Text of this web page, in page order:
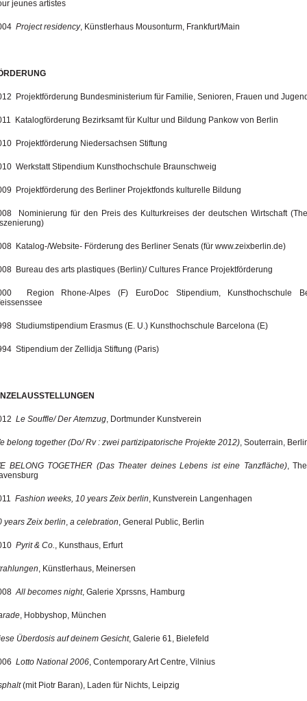
jeunes artistes
Project residency, Künstlerhaus Mousonturm, Frankfurt/Main
Projektförderung Bundesministerium für Familie, Senioren, Frauen und Jugend
Katalogförderung Bezirksamt für Kultur und Bildung Pankow von Berlin
Projektförderung Niedersachsen Stiftung
Werkstatt Stipendium Kunsthochschule Braunschweig
Projektförderung des Berliner Projektfonds kulturelle Bildung
Nominierung für den Preis des Kulturkreises der deutschen Wirtschaft
Katalog-/Website- Förderung des Berliner Senats (für www.zeixberlin.de)
Bureau des arts plastiques (Berlin)/ Cultures France Projektförderung
Region Rhone-Alpes (F) EuroDoc Stipendium, Kunsthochschule
Studiumstipendium Erasmus (E. U.) Kunsthochschule Barcelona (E)
Stipendium der Zellidja Stiftung (Paris)
Le Souffle/ Der Atemzug, Dortmunder Kunstverein
belong together (Do/ Rv : zwei partizipatorische Projekte 2012), Souterrain,
BELONG TOGETHER (Das Theater deines Lebens ist eine Tanzfläche),
Fashion weeks, 10 years Zeix berlin, Kunstverein Langenhagen
years Zeix berlin, a celebration, General Public, Berlin
Pyrit & Co., Kunsthaus, Erfurt
, Künstlerhaus, Meinersen
All becomes night, Galerie Xprssns, Hamburg
, Hobbyshop, München
Überdosis auf deinem Gesicht, Galerie 61, Bielefeld
Lotto National 2006, Contemporary Art Centre, Vilnius
(mit Piotr Baran), Laden für Nichts, Leipzig